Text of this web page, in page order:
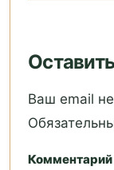
Ваш email